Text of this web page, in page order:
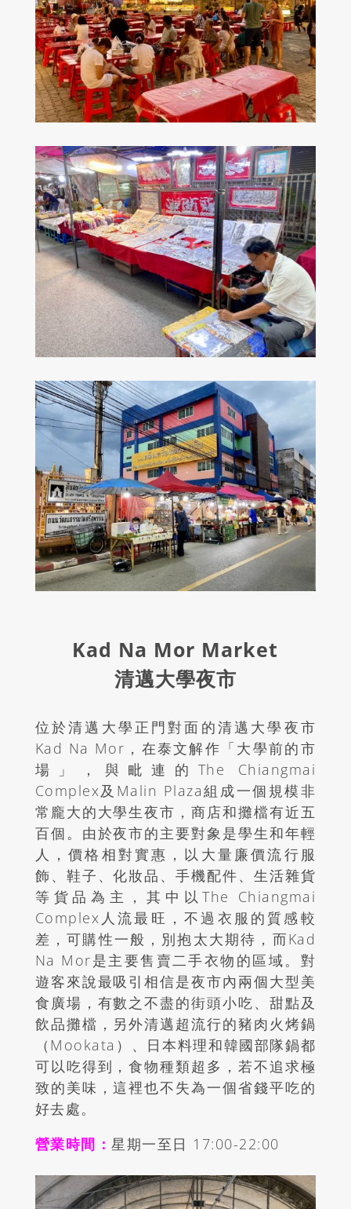
Kad Na Mor Market
清邁大學夜市
位於清邁大學正門對面的清邁大學夜市
Kad Na Mor，在泰文解作「大學前的市
場」，與毗連的The Chiangmai
Complex及Malin Plaza組成一個規模非
常龐大的大學生夜市，商店和攤檔有近五
百個。由於夜市的主要對象是學生和年輕
人，價格相對實惠，以大量廉價流行服
飾、鞋子、化妝品、手機配件、生活雜貨
等貨品為主，其中以The Chiangmai
Complex人流最旺，不過衣服的質感較
差，可購性一般，別抱太大期待，而Kad
Na Mor是主要售賣二手衣物的區域。對
遊客來說最吸引相信是夜市內兩個大型美
食廣場，有數之不盡的街頭小吃、甜點及
飲品攤檔，另外清邁超流行的豬肉火烤鍋
（Mookata）、日本料理和韓國部隊鍋都
可以吃得到，食物種類超多，若不追求極
致的美味，這裡也不失為一個省錢平吃的
好去處。
營業時間：星期一至日 17:00-22:00